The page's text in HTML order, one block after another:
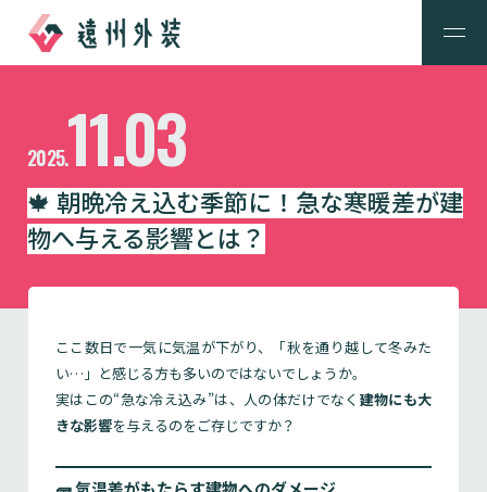
2025.11.03
🍁 朝晩冷え込む季節に！急な寒暖差が建
物へ与える影響とは？
ここ数日で一気に気温が下がり、「秋を通り越して冬みた
い…」と感じる方も多いのではないでしょうか。
実はこの“急な冷え込み”は、人の体だけでなく 建物にも大
きな影響を与えるのをご存じですか？